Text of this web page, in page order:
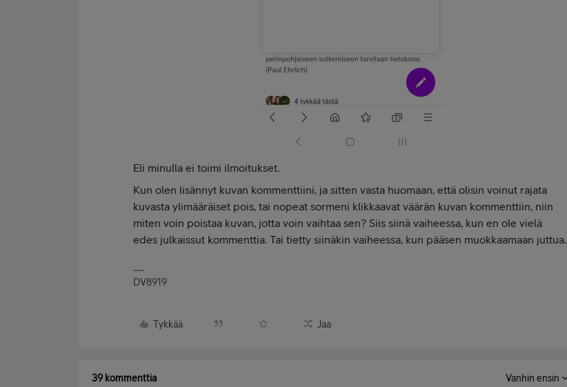
Eli minulla ei toimi ilmoitukset.
Kun olen lisännyt kuvan kommenttiini, ja sitten vasta huomaan, että olisin voinut rajata
kuvasta ylimääräiset pois, tai nopeat sormeni klikkaavat väärän kuvan kommenttiin, niin
miten voin poistaa kuvan, jotta voin vaihtaa sen? Siis siinä vaiheessa, kun en ole vielä
edes julkaissut kommenttia. Tai tietty siinäkin vaiheessa, kun pääsen muokkaamaan juttua.
DV8919
Tykkää Jaa
39 kommenttia Vanhin ensin